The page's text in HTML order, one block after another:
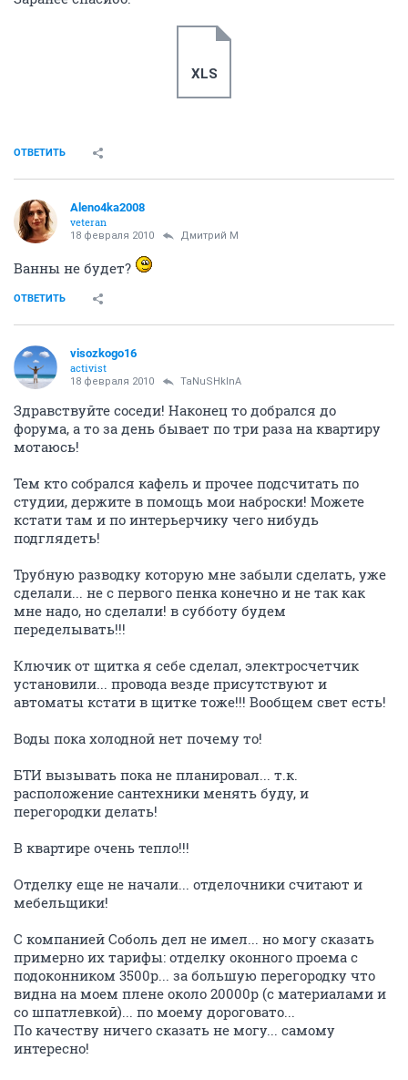
СЕЙЧАС ЧИТАЮТ
1С+ сеть
1230 20
Молодая семья-доступное жилье (часть 2)
Дозор феВРАЛЬский, снежно-вьюжный
140768 1000
Дмитрий М
activist
18 февраля 2010 Дмитрий М
это по студии 33 кв.м.
ОТВЕТИТЬ
activist
сразу предупреждаю, я не сметчик, все делал по
логике и примерным ценам журнала (название не
помню)
Может кто уже делал смету, расчитывал что надо
купить?
Подскажите что забыл и примерные цены (наверно
лучше в личку)
Заранее спасибо.